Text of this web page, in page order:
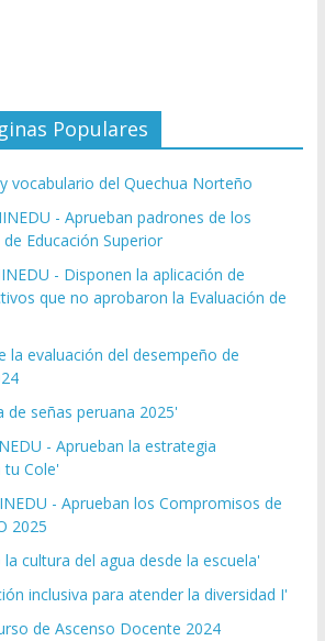
Populares
vocabulario del Quechua Norteño
- Aprueban padrones de los
Educación Superior
- Disponen la aplicación de
que no aprobaron la Evaluación de
la evaluación del desempeño de
de señas peruana 2025'
- Aprueban la estrategia
tu Cole'
- Aprueban los Compromisos de
2025
cultura del agua desde la escuela'
inclusiva para atender la diversidad I'
de Ascenso Docente 2024